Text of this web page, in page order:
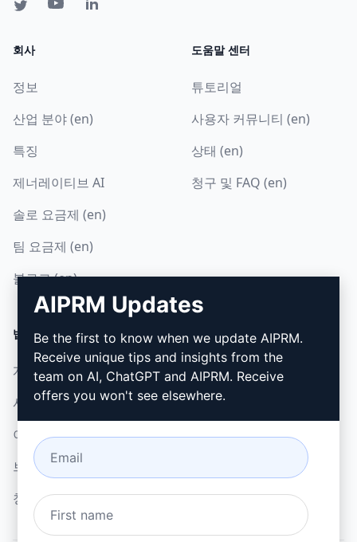
회사
정보
산업 분야 (en)
특징
제너레이티브 AI
솔로 요금제 (en)
팀 요금제 (en)
블로그 (en)
도움말 센터
튜토리얼
사용자 커뮤니티 (en)
상태 (en)
청구 및 FAQ (en)
법률
개인정보 보호정책 (en)
사용 제한 정책 (en)
이용 약관 (en)
브라우저 확장 약관 (en)
청구 약관 (en)
다운로드
설치 방법
Google 크롬
Microsoft Edge
AIPRM Updates
Be the first to know when we update AIPRM.
Receive unique tips and insights from the
team on AI, ChatGPT and AIPRM. Receive
offers you won't see elsewhere.